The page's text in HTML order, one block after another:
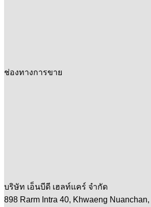
ช่องทางการขาย
บริษัท เอ็นบีดี เฮลท์แคร์ จำกัด
898 Rarm Intra 40, Khwaeng Nuanchan,